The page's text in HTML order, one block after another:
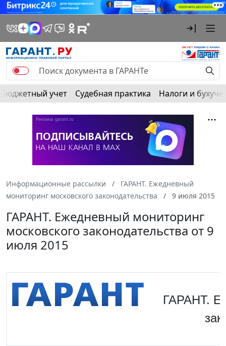
Бюджетный учет Судебная практика Налоги и
Информационные рассылки
ГАРАНТ. Ежедневный
мониторинг московского законодательства
9 июля 2015
ГАРАНТ. Ежедневный мониторинг
московского законодательства от 9
июля 2015
ГАРАНТ.